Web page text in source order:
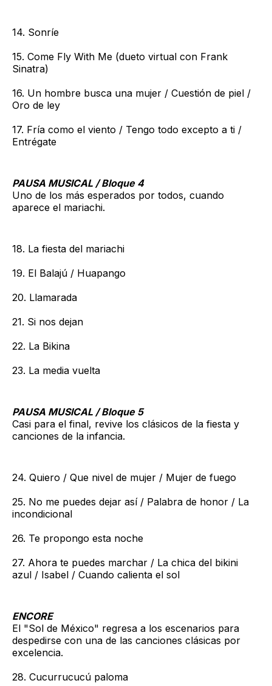
14. Sonríe
15. Come Fly With Me (dueto virtual con Frank
Sinatra)
16. Un hombre busca una mujer / Cuestión de piel /
Oro de ley
17. Fría como el viento / Tengo todo excepto a ti /
Entrégate
PAUSA MUSICAL / Bloque 4
Uno de los más esperados por todos, cuando
aparece el mariachi.
18. La fiesta del mariachi
19. El Balajú / Huapango
20. Llamarada
21. Si nos dejan
22. La Bikina
23. La media vuelta
PAUSA MUSICAL / Bloque 5
Casi para el final, revive los clásicos de la fiesta y
canciones de la infancia.
24. Quiero / Que nivel de mujer / Mujer de fuego
25. No me puedes dejar así / Palabra de honor / La
incondicional
26. Te propongo esta noche
27. Ahora te puedes marchar / La chica del bikini
azul / Isabel / Cuando calienta el sol
ENCORE
El "Sol de México" regresa a los escenarios para
despedirse con una de las canciones clásicas por
excelencia.
28. Cucurrucucú paloma